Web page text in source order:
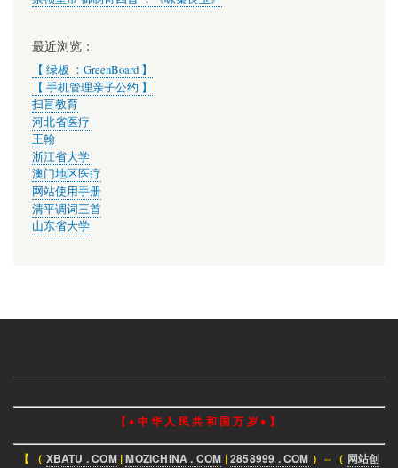
最近浏览：
【 绿板 ：GreenBoard 】
【 手机管理亲子公约 】
扫盲教育
河北省医疗
王翰
浙江省大学
澳门地区医疗
网站使用手册
清平调词三首
山东省大学
【 ♦ 中 华 人 民 共 和 国 万 岁 ♦ 】
【 （ XBATU . COM|MOZICHINA . COM |2858999 . COM ）⇔（ 网站创